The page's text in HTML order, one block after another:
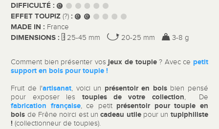
DIFFICULTÉ :
EFFET TOUPIZ(?) :
MADE IN : France
DIMENSIONS : 25-45 mm 20-25 mm 3-8 g
Comment bien présenter vos jeux de toupie? Avec ce petit
support en bois pour toupie !
Fruit de l'artisanat, voici un présentoir en boisbien pensé
pour exposer les toupies de votre collection, De
fabrication française, ce petit présentoir pour toupie en
bois de Frêne noirci est uncadeau utilepour un tupiphiliste
! (collectionneur de toupies).